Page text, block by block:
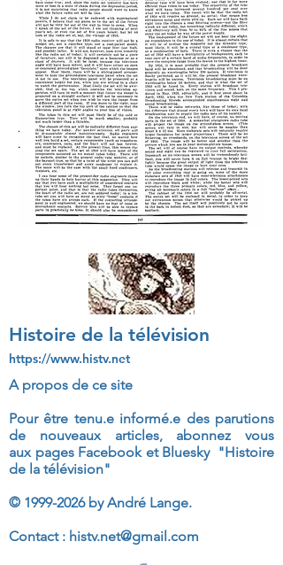
Histoire de la télévision
https://www.histv.net
A propos de ce site
Pour être tenu.e informé.e des parutions
de nouveaux articles, abonnez vous
aux pages Facebook et Bluesky "Histoire
de la télévision"
© 1999-2026by André Lange.
Contact : histv.net@gmail.com